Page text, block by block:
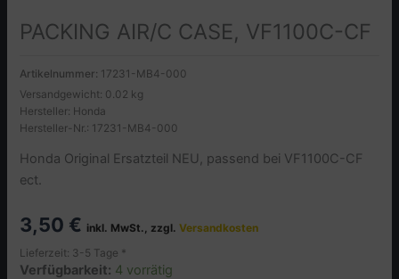
PACKING AIR/C CASE, VF1100C-CF
Artikelnummer: 17231-MB4-000
Versandgewicht: 0.02 kg
Hersteller: Honda
Hersteller-Nr.: 17231-MB4-000
Honda Original Ersatzteil NEU, passend bei VF1100C-CF
ect.
3,50 € inkl. MwSt., zzgl.Versandkosten
Lieferzeit: 3-5 Tage *
Verfügbarkeit: 4 vorrätig